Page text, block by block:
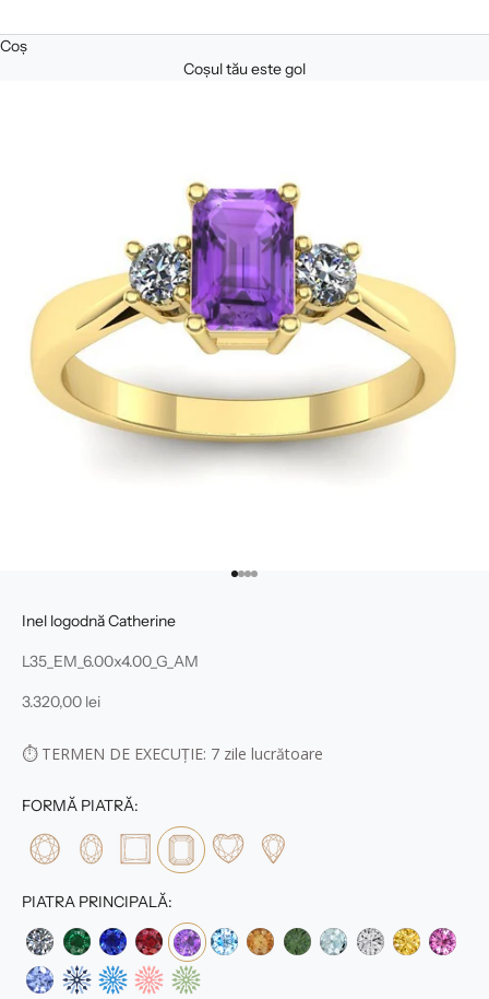
Coș
Coșul tău este gol
Mergi la articolul 1
Mergi la articolul 2
Mergi la articolul 3
Mergi la articolul 4
Inel logodnă Catherine
L35_EM_6.00x4.00_G_AM
Preț redus
3.320,00 lei
⏱ TERMEN DE EXECUȚIE: 7 zile lucrătoare
FORMĂ PIATRĂ:
PIATRA PRINCIPALĂ: